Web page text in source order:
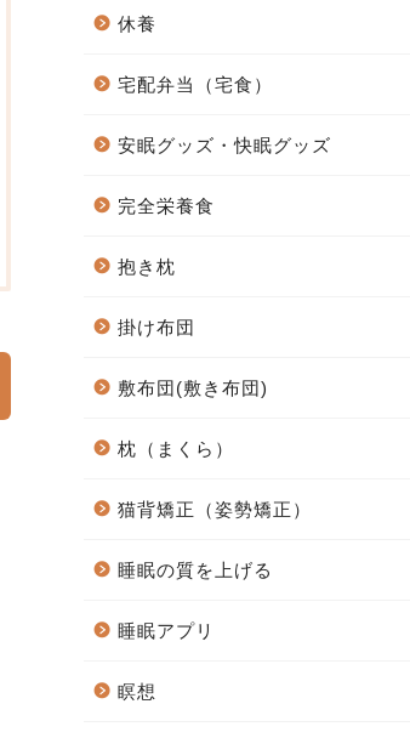
休養
宅配弁当（宅食）
安眠グッズ・快眠グッズ
完全栄養食
抱き枕
掛け布団
敷布団(敷き布団)
枕（まくら）
猫背矯正（姿勢矯正）
睡眠の質を上げる
睡眠アプリ
瞑想